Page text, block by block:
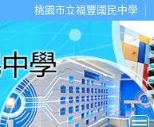
桃園市立福豐國民中學